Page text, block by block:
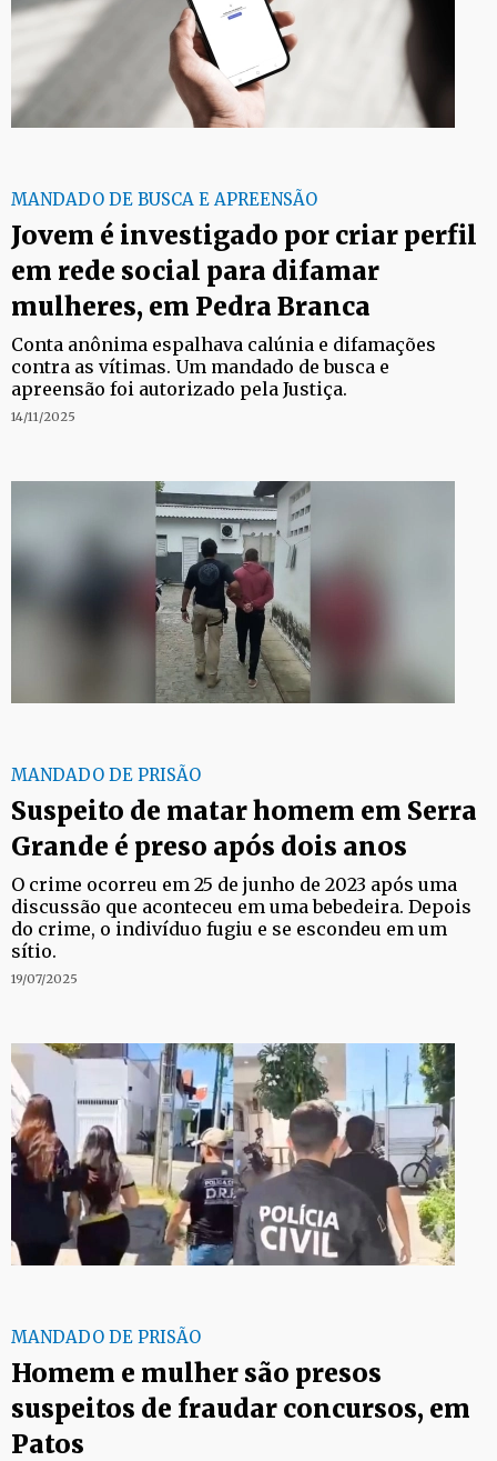
MANDADO DE BUSCA E APREENSÃO
Jovem é investigado por criar perfil
em rede social para difamar
mulheres, em Pedra Branca
Conta anônima espalhava calúnia e difamações
contra as vítimas. Um mandado de busca e
apreensão foi autorizado pela Justiça.
14/11/2025
MANDADO DE PRISÃO
Suspeito de matar homem em Serra
Grande é preso após dois anos
O crime ocorreu em 25 de junho de 2023 após uma
discussão que aconteceu em uma bebedeira. Depois
do crime, o indivíduo fugiu e se escondeu em um
sítio.
19/07/2025
MANDADO DE PRISÃO
Homem e mulher são presos
suspeitos de fraudar concursos, em
Patos